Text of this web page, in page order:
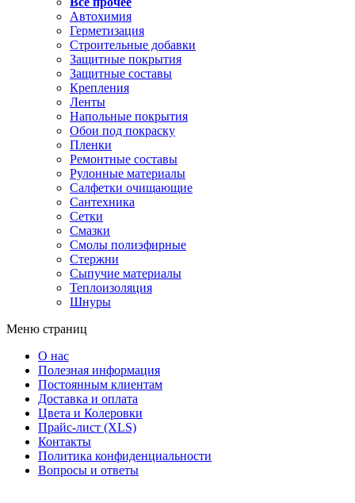
Автохимия
Герметизация
Строительные добавки
Защитные покрытия
Защитные составы
Крепления
Ленты
Напольные покрытия
Обои под покраску
Пленки
Ремонтные составы
Рулонные материалы
Салфетки очищающие
Сантехника
Сетки
Смазки
Смолы полиэфирные
Стержни
Сыпучие материалы
Теплоизоляция
Шнуры
Меню страниц
О нас
Полезная информация
Постоянным клиентам
Доставка и оплата
Цвета и Колеровки
Прайс-лист (XLS)
Контакты
Политика конфиденциальности
Вопросы и ответы